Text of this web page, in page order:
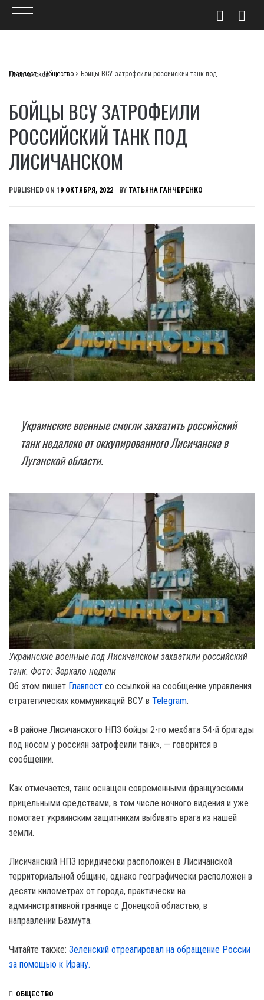
Главпост>Общество >
Бойцы ВСУ затрофеили российский танк под Лисичанском
БОЙЦЫ ВСУ ЗАТРОФЕИЛИ
РОССИЙСКИЙ ТАНК ПОД
ЛИСИЧАНСКОМ
PUBLISHED ON 19 ОКТЯБРЯ, 2022 BY ТАТЬЯНА ГАНЧЕРЕНКО
Украинские военные смогли захватить российский
танк недалеко от оккупированного Лисичанска в
Луганской области.
Украинские военные под Лисичанском захватили российский
танк. Фото: Зеркало недели
Об этом пишет Главпост со ссылкой на сообщение управления
стратегических коммуникаций ВСУ в Telegram.
«В районе Лисичанского НПЗ бойцы 2-го мехбата 54-й бригады
под носом у россиян затрофеили танк», — говорится в
сообщении.
Как отмечается, танк оснащен современными французскими
прицельными средствами, в том числе ночного видения и уже
помогает украинским защитникам выбивать врага из нашей
земли.
Лисичанский НПЗ юридически расположен в Лисичанской
территориальной общине, однако географически расположен в
десяти километрах от города, практически на
административной границе с Донецкой областью, в
направлении Бахмута.
Читайте также: Зеленский отреагировал на обращение России
за помощью к Ирану.
ОБЩЕСТВО